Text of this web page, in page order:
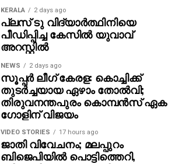
KERALA 2 days ago
പ്ലസ് ടു വിദ്യാര്‍ത്ഥിനിയെ
പീഡിപ്പിച്ച കേസില്‍ യുവാവ്
അറസ്റ്റില്‍
NEWS 2 days ago
സൂപ്പര്‍ ലീഗ് കേരള: കൊച്ചിക്ക്
തുടര്‍ച്ചയായ ഏഴാം തോല്‍വി;
തിരുവനന്തപുരം കൊമ്പന്‍സ് ഏക
ഗോളിന് വിജയം
VIDEO STORIES 17 hours ago
ജാതി വിവേചനം; മലപ്പുറം
ബിജെപിയില്‍ പൊട്ടിത്തെറി,